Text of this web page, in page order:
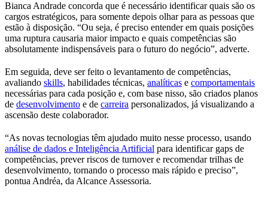
Bianca Andrade concorda que é necessário identificar quais são os
cargos estratégicos, para somente depois olhar para as pessoas que
estão à disposição. “Ou seja, é preciso entender em quais posições
uma ruptura causaria maior impacto e quais competências são
absolutamente indispensáveis para o futuro do negócio”, adverte.
Em seguida, deve ser feito o levantamento de competências,
avaliando skills, habilidades técnicas, analíticas e comportamentais
necessárias para cada posição e, com base nisso, são criados planos
de desenvolvimento e de carreira personalizados, já visualizando a
ascensão deste colaborador.
“As novas tecnologias têm ajudado muito nesse processo, usando
análise de dados e Inteligência Artificial para identificar gaps de
competências, prever riscos de turnover e recomendar trilhas de
desenvolvimento, tornando o processo mais rápido e preciso”,
pontua Andréa, da Alcance Assessoria.